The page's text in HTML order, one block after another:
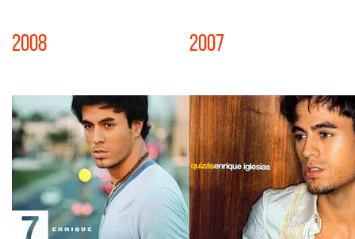
2008 2007